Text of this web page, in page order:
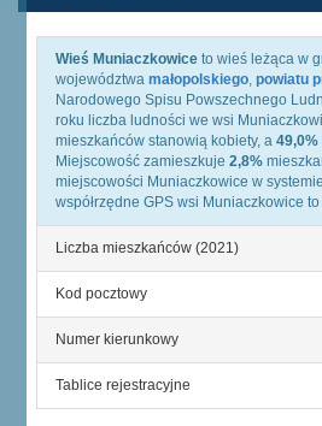
Wieś Muniaczkowice to wieś leżąca w
województwa małopolskiego, powiatu
Narodowego Spisu Powszechnego
roku liczba ludności we wsi
mieszkańców stanowią kobiety, a 49,0%
Miejscowość zamieszkuje 2,8%
miejscowości Muniaczkowice w systemie
współrzędne GPS wsi Muniaczkowice to
Liczba mieszkańców (2021)
Kod pocztowy
Numer kierunkowy
Tablice rejestracyjne